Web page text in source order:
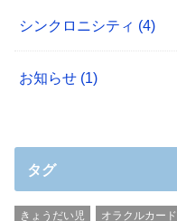
シンクロニシティ (4)
お知らせ (1)
タグ
きょうだい児 オラクルカード